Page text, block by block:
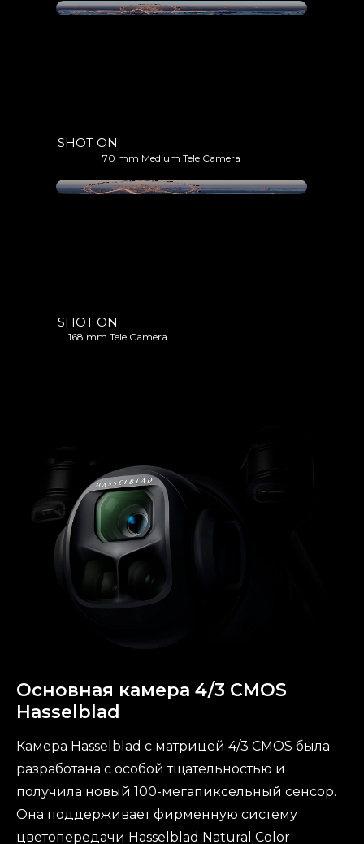
70 mm Medium Tele Camera
SHOT ON
SHOT ON
168 mm Tele Camera
Основная камера 4/3 CMOS
Hasselblad
Камера Hasselblad с матрицей 4/3 CMOS была
разработана с особой тщательностью и
получила новый 100-мегапиксельный сенсор.
Она поддерживает фирменную систему
цветопередачи Hasselblad Natural Color